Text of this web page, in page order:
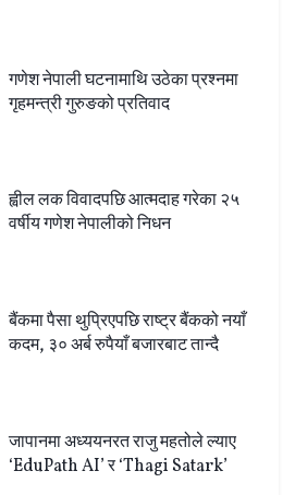
गणेश नेपाली घटनामाथि उठेका प्रश्नमा
गृहमन्त्री गुरुङको प्रतिवाद
ह्वील लक विवादपछि आत्मदाह गरेका २५
वर्षीय गणेश नेपालीको निधन
बैंकमा पैसा थुप्रिएपछि राष्ट्र बैंकको नयाँ
कदम, ३० अर्ब रुपैयाँ बजारबाट तान्दै
जापानमा अध्ययनरत राजु महतोले ल्याए
‘EduPath AI’ र ‘Thagi Satark’